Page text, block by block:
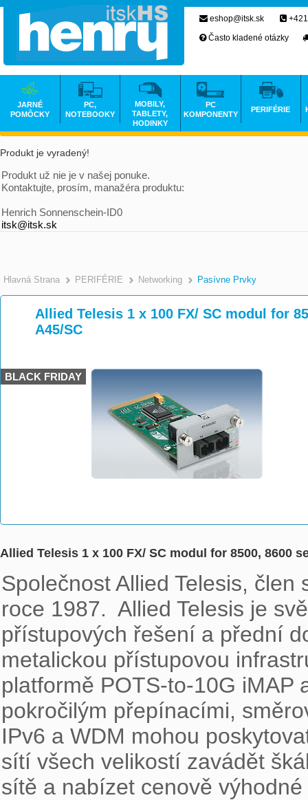
Produkt je vyradený!
Produkt už nie je v našej ponuke.
Kontaktujte, prosím, manažéra produktu:
Henrich Sonnenschein-ID0
itsk@itsk.sk
Hlavná Strana >
PERIFÉRIE >
Networking >
Pasívne Prvky
Allied Telesis 1 x 100 FX/ SC modul for
A45/SC
BLACK FRIDAY
Allied Telesis 1 x 100 FX/ SC modul for 8500, 8600
Společnost Allied Telesis,
roce 1987.  Allied Telesis je
přístupových řešení a přední
metalickou přístupovou
platformě POTS-to-10G iMAP
pokročilým přepínacími,
IPv6 a WDM mohou
sítí všech velikostí zavádět
sítě a nabízet cenově
eshop@itsk.sk
Často kladené otázky
JARNÉ
POMÔCKY
PC,
NOTEBOOKY
MOBILY,
TABLETY,
HODINKY
PC
KOMPONENTY
PERIFÉRIE